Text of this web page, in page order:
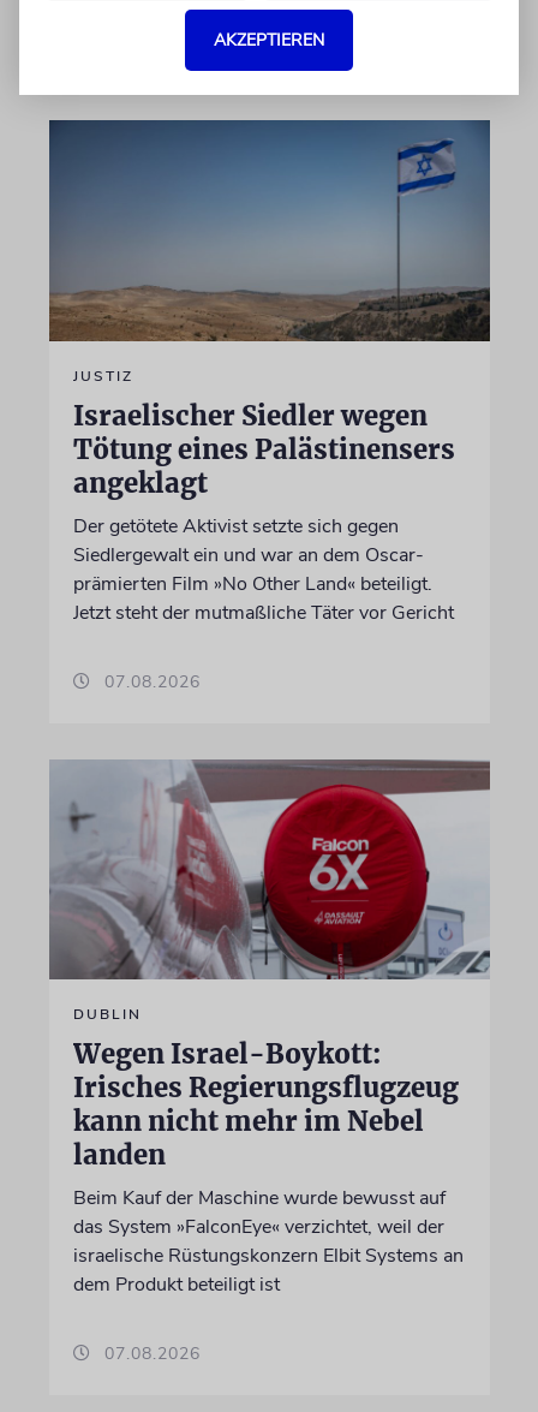
von Felix Schotland
JUSTIZ
Israelischer Siedler wegen
Tötung eines Palästinensers
angeklagt
Der getötete Aktivist setzte sich gegen
Siedlergewalt ein und war an dem Oscar-
prämierten Film »No Other Land« beteiligt.
Jetzt steht der mutmaßliche Täter vor Gericht
07.08.2026
DUBLIN
Wegen Israel-Boykott:
Irisches Regierungsflugzeug
kann nicht mehr im Nebel
landen
Beim Kauf der Maschine wurde bewusst auf
das System »FalconEye« verzichtet, weil der
israelische Rüstungskonzern Elbit Systems an
dem Produkt beteiligt ist
07.08.2026
AKZEPTIEREN